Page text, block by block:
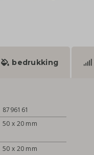
bedrukking
8796161
50 x 20 mm
50 x 20 mm